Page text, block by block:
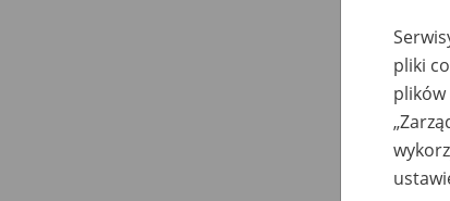
pliki
plików